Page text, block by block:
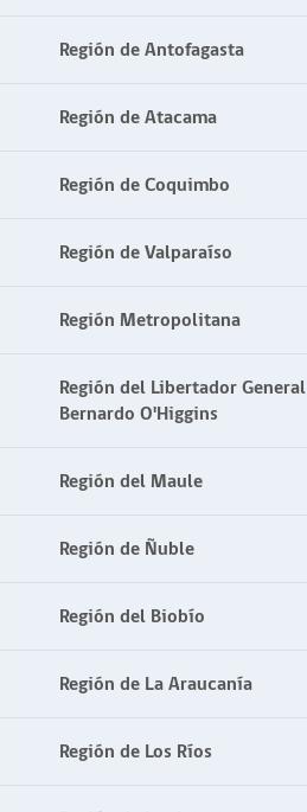
Región de Antofagasta
Región de Atacama
Región de Coquimbo
Región de Valparaíso
Región Metropolitana
Región del Libertador General
Bernardo O'Higgins
Región del Maule
Región de Ñuble
Región del Biobío
Región de La Araucanía
Región de Los Ríos